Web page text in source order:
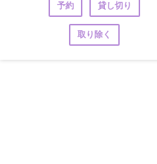
予約 貸し切り
取り除く